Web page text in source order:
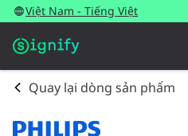
Việt Nam - Tiếng Việt
Quay lại dòng sản phẩm